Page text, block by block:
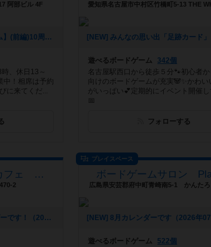
阿部ビル 4F
[NEW] 【おすすめボードゲーム】(前編)10周年企画！10年前から大活躍のボードゲーム【#163】をあげました（2026年08月06日 00時03分）
、休日13～
中！相席は予約
に来てくだ...
遊べるボードゲーム
342個
名古屋駅西口から徒歩５分🐾初心者か
向けのボードゲームが充実🐼✨かわい
がいっぱい💕定期的にイベント開催し
📅
フォローする
大垣のボードゲームカフェ 黒やぎさん
2
[NEW] 8月のイベントカレンダーです！（2026年07月22日 01時06分）
プレイスペース
ボードゲームサロン
広島県安芸郡府中町青崎南5-1 かんた
遊べるボードゲーム
522個